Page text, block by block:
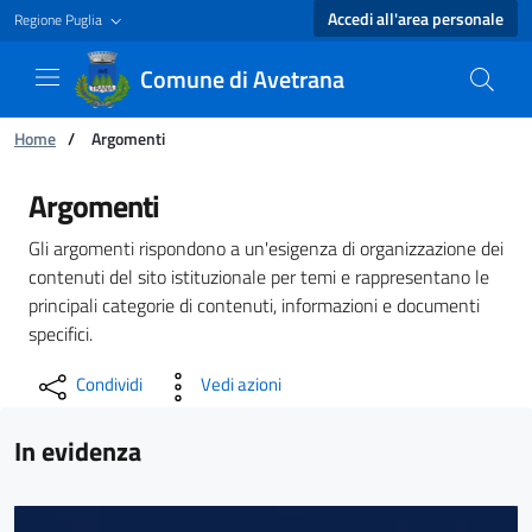
Regione Puglia Accedi all'area personale
Comune di Avetrana
Ti trovi in:
Home / Argomenti
Argomenti - Comune di Avetrana
Argomenti
Gli argomenti rispondono a un'esigenza di organizzazione dei
contenuti del sito istituzionale per temi e rappresentano le
principali categorie di contenuti, informazioni e documenti
specifici.
Condividi Vedi azioni
In evidenza